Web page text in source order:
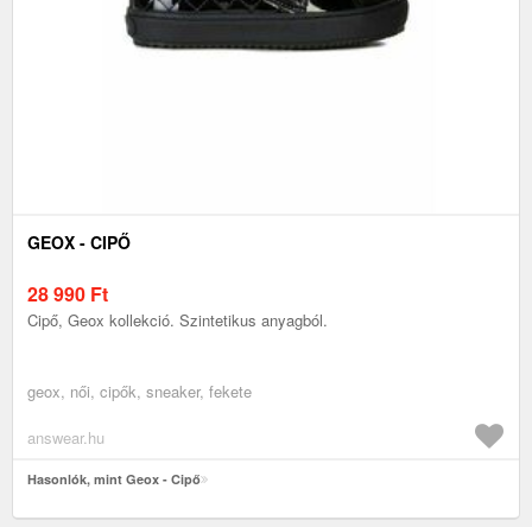
GEOX - CIPŐ
28 990 Ft
Cipő, Geox kollekció. Szintetikus anyagból.
geox, női, cipők, sneaker, fekete
answear.hu
Hasonlók, mint Geox - Cipő